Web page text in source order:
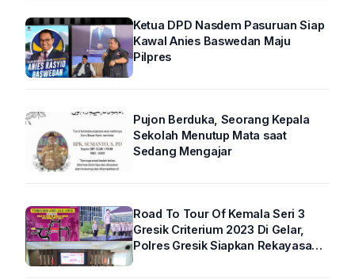
Ketua DPD Nasdem Pasuruan Siap
Kawal Anies Baswedan Maju
Pilpres
Pujon Berduka, Seorang Kepala
Sekolah Menutup Mata saat
Sedang Mengajar
Road To Tour Of Kemala Seri 3
Gresik Criterium 2023 Di Gelar,
Polres Gresik Siapkan Rekayasa